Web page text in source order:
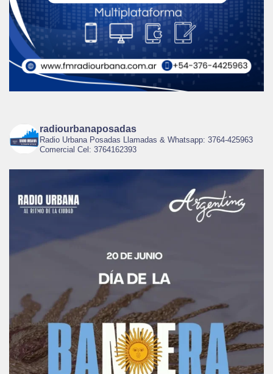
radiourbanaposadas
Radio Urbana Posadas Llamadas & Whatsapp: 3764-425963
Comercial Cel: 3764162393